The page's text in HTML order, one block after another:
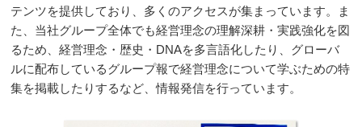
テンツを提供しており、多くのアクセスが集まっています。ま
た、当社グループ全体でも経営理念の理解深耕・実践強化を図
るため、経営理念・歴史・DNAを多言語化したり、グローバ
ルに配布しているグループ報で経営理念について学ぶための特
集を掲載したりするなど、情報発信を行っています。